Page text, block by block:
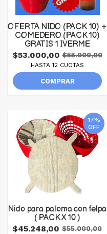
OFERTA NIDO (PACK 10) +
COMEDERO (PACK 10)
GRATIS 1 IVERME
$53.000,00 $55.000,00
HASTA 12 CUOTAS
COMPRAR
17%
OFF
Nido para paloma con felpa
( PACK X 10 )
$45.248,00 $55.000,00